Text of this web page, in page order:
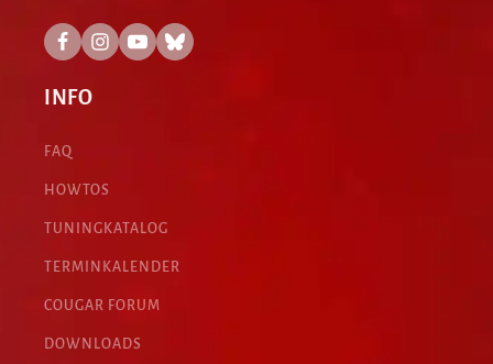
INFO
FAQ
HOWTOS
TUNINGKATALOG
TERMINKALENDER
COUGAR FORUM
DOWNLOADS